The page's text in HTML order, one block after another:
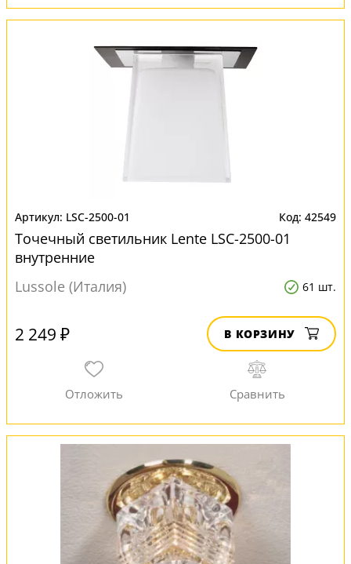
LSC-2500-01 42549
Точечный светильник Lente LSC-2500-01
внутренние
Lussole (Италия)
61 шт.
2 249 ₽ В КОРЗИНУ